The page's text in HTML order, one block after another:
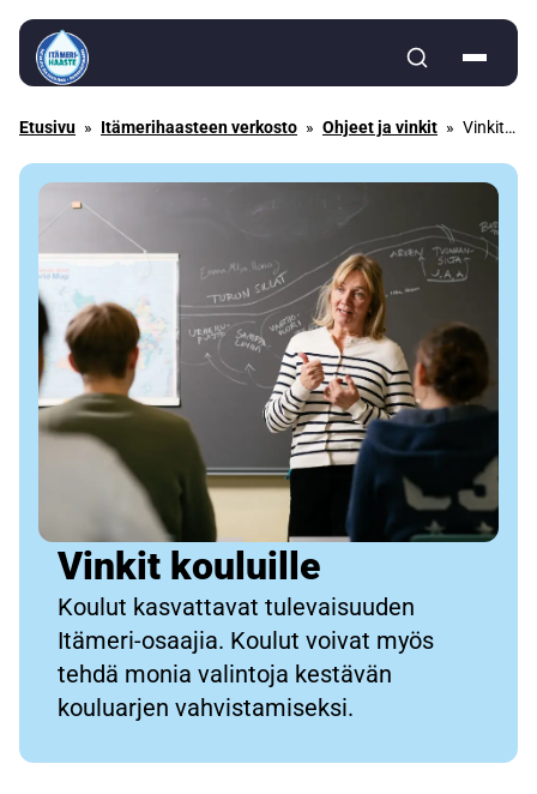
Siirry sisältöön
Etusivu » Itämerihaasteen verkosto » Ohjeet ja vinkit » Vinkit kouluille
Vinkit kouluille
Koulut kasvattavat tulevaisuuden
Itämeri-osaajia. Koulut voivat myös
tehdä monia valintoja kestävän
kouluarjen vahvistamiseksi.